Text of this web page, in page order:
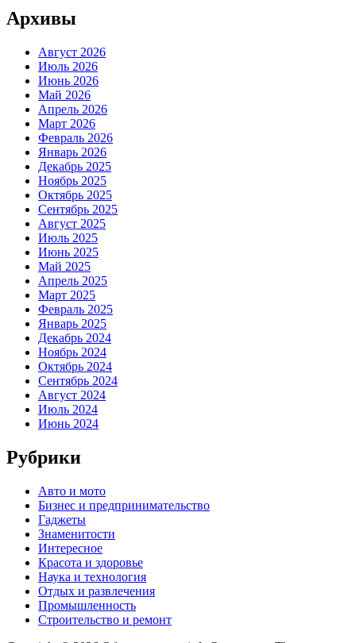
Архивы
Август 2026
Июль 2026
Июнь 2026
Май 2026
Апрель 2026
Март 2026
Февраль 2026
Январь 2026
Декабрь 2025
Ноябрь 2025
Октябрь 2025
Сентябрь 2025
Август 2025
Июль 2025
Июнь 2025
Май 2025
Апрель 2025
Март 2025
Февраль 2025
Январь 2025
Декабрь 2024
Ноябрь 2024
Октябрь 2024
Сентябрь 2024
Август 2024
Июль 2024
Июнь 2024
Рубрики
Авто и мото
Бизнес и предпринимательство
Гаджеты
Знаменитости
Интересное
Красота и здоровье
Наука и технология
Отдых и развлечения
Промышленность
Строительство и ремонт